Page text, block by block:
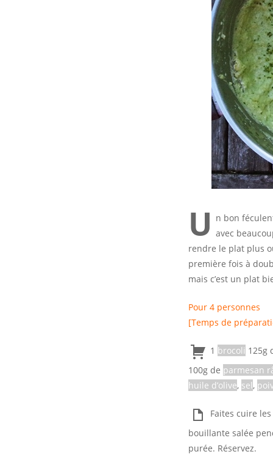
U n bon
avec
rendre le plat plus
première fois à
mais c’est un plat
Pour 4 personnes
[Temps de
1 brocoli 125g
100g de parmesan
huile d’olive, sel,
Faites cuire
bouillante salée
purée. Réservez.